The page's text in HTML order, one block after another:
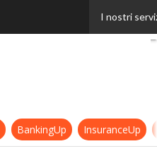
I nostri
BankingUp InsuranceUp